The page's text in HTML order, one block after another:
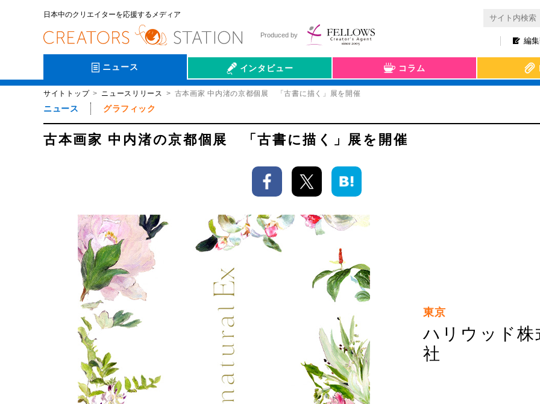
日本中のクリエイターを応援するメディア
編
Produced by
ニュース インタビュー
会社伝
コラム
サイトトップ ニュースリリース 古本画家 中内渚の京都個展 「古書に描く」展を開催
ニュース グラフィック
古本画家 中内渚の京都個展 「古書に描く」展を開催
東京
ハリウッド株
社